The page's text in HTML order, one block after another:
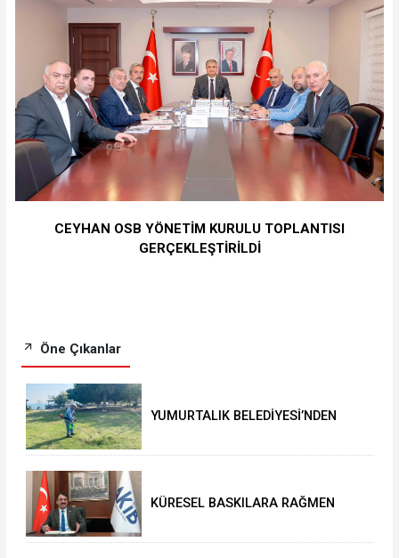
CEYHAN OSB YÖNETİM KURULU TOPLANTISI
GERÇEKLEŞTİRİLDİ
Öne Çıkanlar
YUMURTALIK BELEDİYESİ’NDEN
KÜRESEL BASKILARA RAĞMEN